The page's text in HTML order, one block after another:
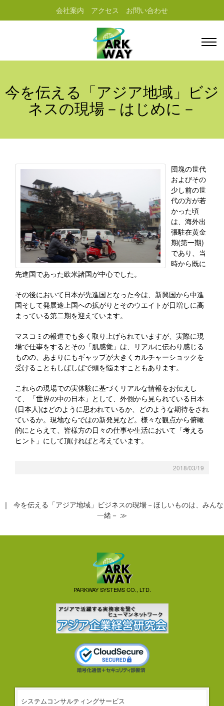
会社案内 アクセス お問い合わせ
今を伝える「アジア地域」ビジ
ネスの現場－はじめに－
団塊の世代
およびその
少し前の世
代の方が若
かった頃
は、海外出
張駐在黄金
期(第一期)
であり、当
時から既に
先進国であった欧米諸国が中心でした。
その後において日本が先進国となった今は、新興国から中進
国そして発展途上国への拡がりとそのウエイトが日増しに高
まっている第二期を迎えています。
マスコミの報道でも多く取り上げられていますが、実際に現
場で仕事をするとその「肌感覚」は、リアルに伝わり感じる
ものの、あまりにもギャップが大きくカルチャーショックを
受けることもしばしばで頭を悩ますこともあります。
これらの現場での実体験に基づくリアルな情報をお伝えし
て、「世界の中の日本」として、外側から見られている日本
(日本人)はどのように思われているか、どのような期待をされ
ているか。現地ならではの新発見など。様々な観点から俯瞰
的にとらえて、皆様方の日々の仕事や生活において「考える
ヒント」にして頂ければと考えています。
2018/03/19
｜ 今を伝える「アジア地域」ビジネスの現場－ほしいものは、みんな
一緒－ ≫
PARKWAY SYSTEMS CO., LTD.
システムコンサルティングサービス